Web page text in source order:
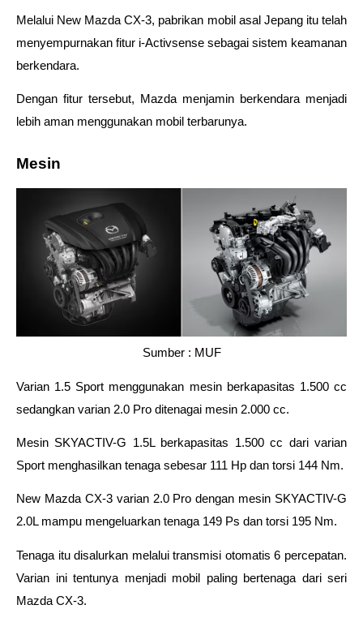
Melalui New Mazda CX-3, pabrikan mobil asal Jepang itu telah
menyempurnakan fitur i-Activsense sebagai sistem keamanan
berkendara.
Dengan fitur tersebut, Mazda menjamin berkendara menjadi
lebih aman menggunakan mobil terbarunya.
Mesin
Sumber : MUF
Varian 1.5 Sport menggunakan mesin berkapasitas 1.500 cc
sedangkan varian 2.0 Pro ditenagai mesin 2.000 cc.
Mesin SKYACTIV-G 1.5L berkapasitas 1.500 cc dari varian
Sport menghasilkan tenaga sebesar 111 Hp dan torsi 144 Nm.
New Mazda CX-3 varian 2.0 Pro dengan mesin SKYACTIV-G
2.0L mampu mengeluarkan tenaga 149 Ps dan torsi 195 Nm.
Tenaga itu disalurkan melalui transmisi otomatis 6 percepatan.
Varian ini tentunya menjadi mobil paling bertenaga dari seri
Mazda CX-3.